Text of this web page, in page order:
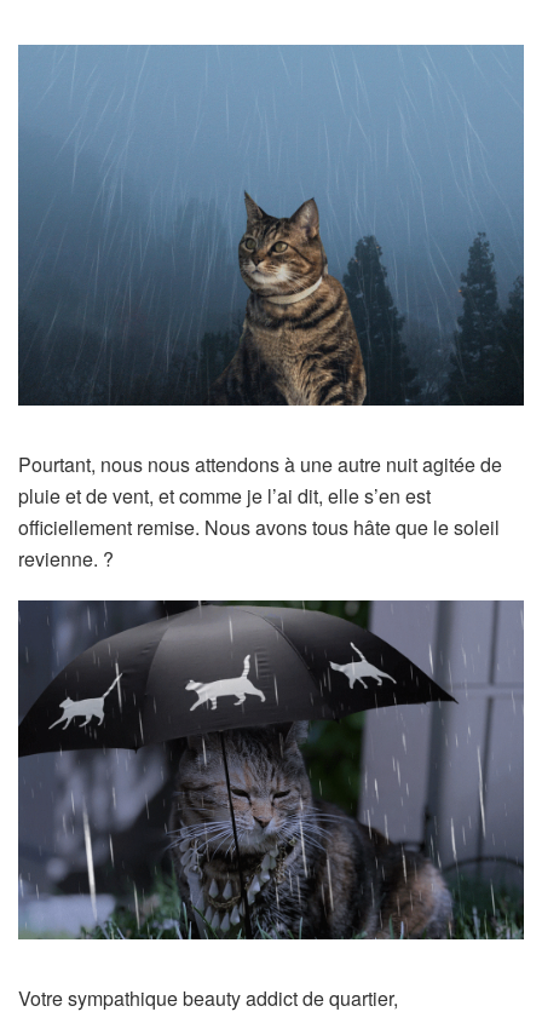
Pourtant, nous nous attendons à une autre nuit agitée de
pluie et de vent, et comme je l’ai dit, elle s’en est
officiellement remise. Nous avons tous hâte que le soleil
revienne. ?
Votre sympathique beauty addict de quartier,